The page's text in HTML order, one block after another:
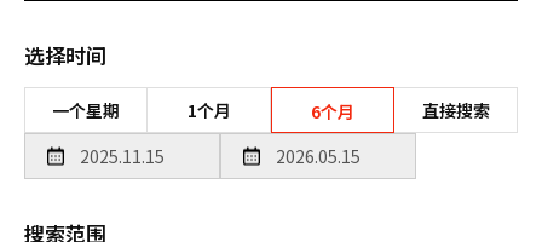
选择时间
一个星期 1个月 6个月 直接搜索
搜索范围